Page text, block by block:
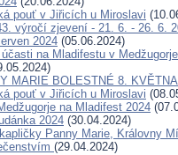
pouť v Jiřicích u Miroslavi
výročí zjevení - 21. 6. - 26. 6.
2024 (05.06.2024)
na Mladifestu v
MARIE BOLESTNÉ 8.
pouť v Jiřicích u Miroslavi
na Mladifest 2024
2024 (30.04.2024)
Panny Marie, Královny
(29.04.2024)